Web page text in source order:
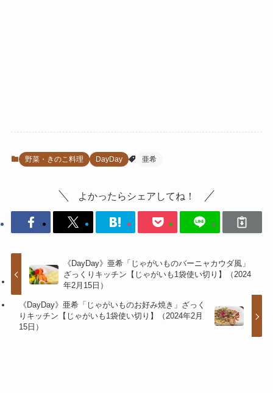
野菜・きのこ料理 DayDay 亜希
よかったらシェアしてね！
《DayDay》亜希「じゃがいものバーニャカウダ風」
ざっくりキッチン【じゃがいも1袋使い切り】（2024
年2月15日）
《DayDay》亜希「じゃがいものお好み焼き」ざっく
りキッチン【じゃがいも1袋使い切り】（2024年2月
15日）